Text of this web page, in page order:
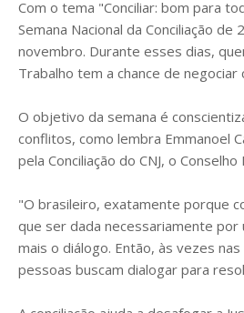
Com o tema "Conciliar: bom para
Semana Nacional da Conciliação
novembro. Durante esses dias,
Trabalho tem a chance de
O objetivo da semana é
conflitos, como lembra Emmanoel
pela Conciliação do CNJ, o Conselho
"O brasileiro, exatamente porque
que ser dada necessariamente por
mais o diálogo. Então, às vezes
pessoas buscam dialogar para